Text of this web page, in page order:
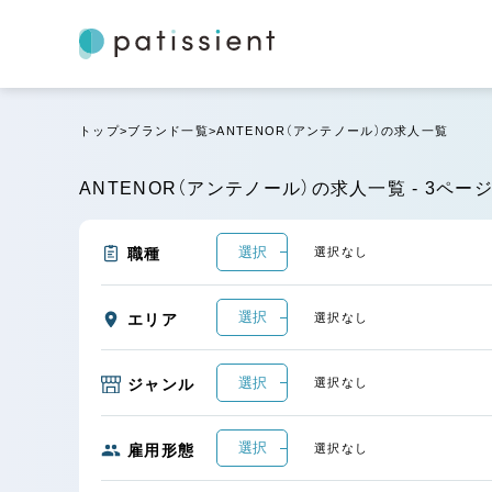
トップ ブランド一覧 ANTENOR（アンテノール）の求人一覧
ANTENOR（アンテノール）の求人一覧 - 3ペー
職種 選択 選択なし
エリア 選択 選択なし
ジャンル 選択 選択なし
雇用形態 選択 選択なし